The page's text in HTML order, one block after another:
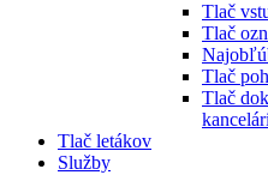
Tlač
Tlač
Tlač
Tlač
Tlač letákov
Služby